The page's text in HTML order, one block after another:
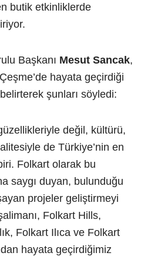
butik etkinliklerde
Başkanı Mesut Sancak,
hayata geçirdiği
şunları söyledi:
değil, kültürü,
de Türkiye’nin en
Folkart olarak bu
saygı duyan, bulunduğu
projeler geliştirmeyi
Folkart Hills,
Folkart Ilıca ve Folkart
hayata geçirdiğimiz